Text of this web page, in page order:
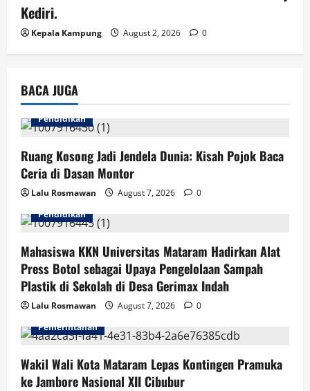
Kediri.
Kepala Kampung August 2, 2026 0
BACA JUGA
Pendidikan
Ruang Kosong Jadi Jendela Dunia: Kisah Pojok Baca
Ceria di Dasan Montor
Lalu Rosmawan August 7, 2026
0
Pendidikan
Mahasiswa KKN Universitas Mataram Hadirkan Alat
Press Botol sebagai Upaya Pengelolaan Sampah
Plastik di Sekolah di Desa Gerimax Indah
Lalu Rosmawan August 7, 2026
0
Pemerintahan
Wakil Wali Kota Mataram Lepas Kontingen Pramuka
ke Jambore Nasional XII Cibubur